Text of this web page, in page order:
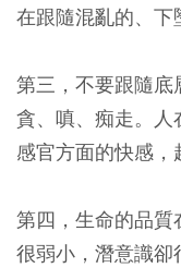
在跟隨混亂的、下
第三，不要跟隨
貪、嗔、痴走。人
感官方面的快感，
第四，生命的品
很弱小，潛意識